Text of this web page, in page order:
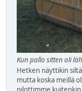
Kun pallo sitten oli
Hetken näyttikin
mutta koska meillä